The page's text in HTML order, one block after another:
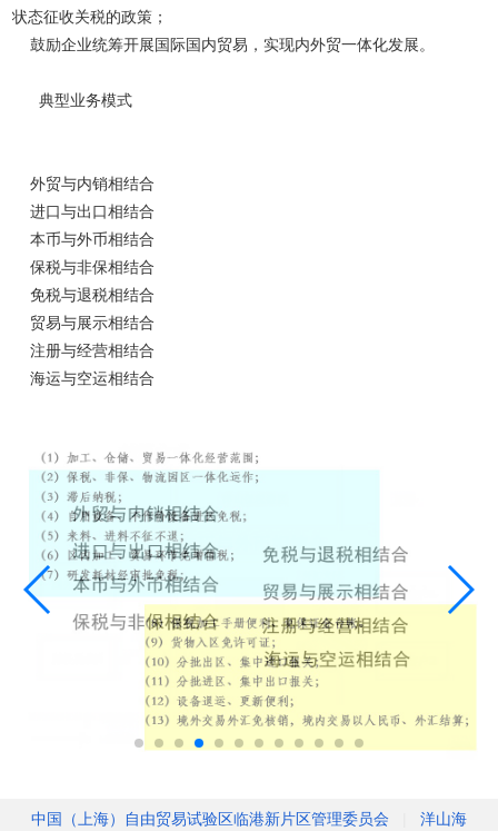
状态征收关税的政策；
鼓励企业统筹开展国际国内贸易，实现内外贸一体化发展。
典型业务模式
外贸与内销相结合
进口与出口相结合
本币与外币相结合
保税与非保相结合
免税与退税相结合
贸易与展示相结合
注册与经营相结合
海运与空运相结合
中国（上海）自由贸易试验区临港新片区管理委员会 洋山海